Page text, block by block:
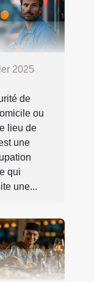
2025
de
ou
lieu de
une
qui
une...